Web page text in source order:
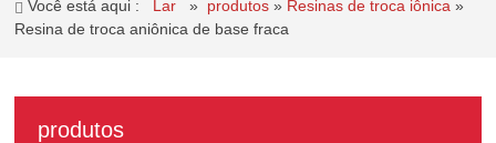
Você está aqui : Lar » produtos» Resinas de troca iônica»
Resina de troca aniônica de base fraca
produtos